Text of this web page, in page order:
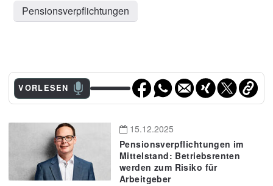
Pensionsverpflichtungen
VORLESEN
15.12.2025
Pensionsverpflichtungen im
Mittelstand: Betriebsrenten
werden zum Risiko für
Arbeitgeber